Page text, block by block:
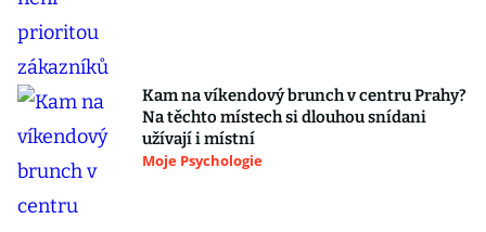
Kam na víkendový brunch v centru Prahy?
Na těchto místech si dlouhou snídani
užívají i místní
Moje Psychologie